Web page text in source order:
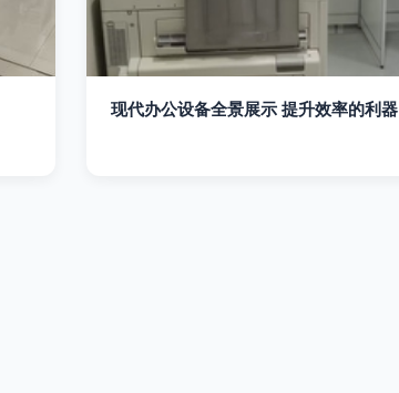
现代办公设备全景展示 提升效率的利器